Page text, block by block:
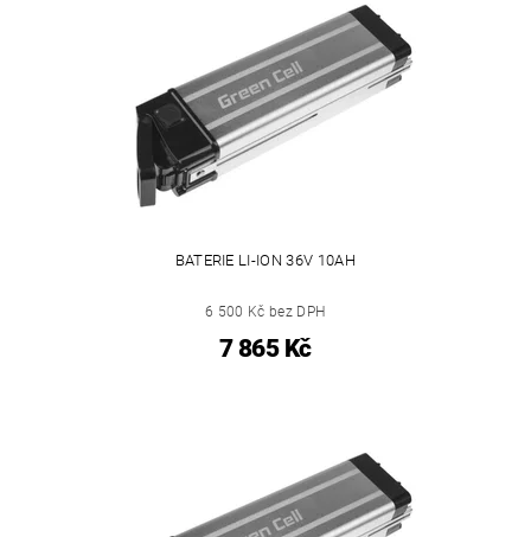
BATERIE LI-ION 36V 10AH
6 500 Kč bez DPH
7 865 Kč